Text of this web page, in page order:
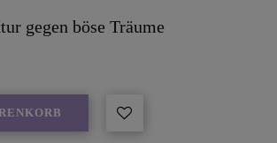
gegen böse Träume